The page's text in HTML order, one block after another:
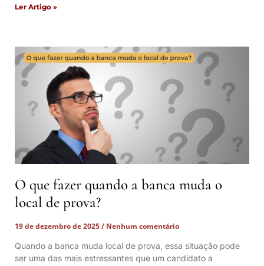
Ler Artigo »
O que fazer quando a banca muda o
local de prova?
19 de dezembro de 2025
Nenhum comentário
Quando a banca muda local de prova, essa situação pode
ser uma das mais estressantes que um candidato a